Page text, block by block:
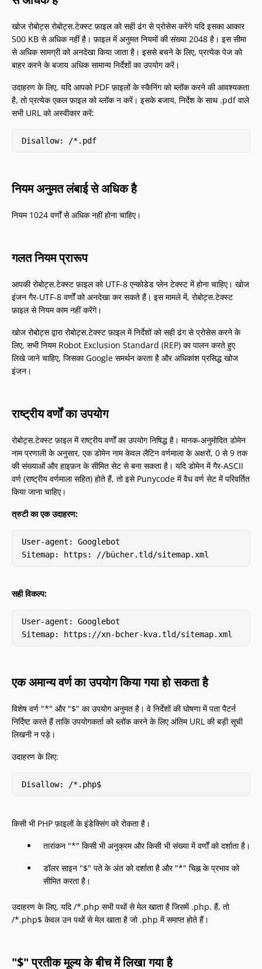
खोज रोबोट्स रोबोट्स.टेक्स्ट फ़ाइल को सही ढंग से प्रोसेस करेंगे यदि इसका आकार
500 KB से अधिक नहीं है। फ़ाइल में अनुमत नियमों की संख्या 2048 है। इस सीमा
से अधिक सामग्री को अनदेखा किया जाता है। इससे बचने के लिए, प्रत्येक पेज को
बाहर करने के बजाय अधिक सामान्य निर्देशों का उपयोग करें।
उदाहरण के लिए, यदि आपको PDF फ़ाइलों के स्कैनिंग को ब्लॉक करने की आवश्यकता
है, तो प्रत्येक एकल फ़ाइल को ब्लॉक न करें। इसके बजाय, निर्देश के साथ .pdf वाले
सभी URL को अस्वीकार करें:
Disallow: /*.pdf
नियम अनुमत लंबाई से अधिक है
नियम 1024 वर्णों से अधिक नहीं होना चाहिए।
गलत नियम प्रारूप
आपकी रोबोट्स.टेक्स्ट फ़ाइल को UTF-8 एन्कोडेड प्लेन टेक्स्ट में होना चाहिए। खोज
इंजन गैर-UTF-8 वर्णों को अनदेखा कर सकते हैं। इस मामले में, रोबोट्स.टेक्स्ट
फ़ाइल से नियम काम नहीं करेंगे।
खोज रोबोट्स द्वारा रोबोट्स.टेक्स्ट फ़ाइल में निर्देशों को सही ढंग से प्रोसेस करने के
लिए, सभी नियम Robot Exclusion Standard (REP) का पालन करते हुए
लिखे जाने चाहिए, जिसका Google समर्थन करता है और अधिकांश प्रसिद्ध खोज
इंजन।
राष्ट्रीय वर्णों का उपयोग
रोबोट्स.टेक्स्ट फ़ाइल में राष्ट्रीय वर्णों का उपयोग निषिद्ध है। मानक-अनुमोदित डोमेन
नाम प्रणाली के अनुसार, एक डोमेन नाम केवल लैटिन वर्णमाला के अक्षरों, 0 से 9 तक
की संख्याओं और हाइफ़न के सीमित सेट से बना सकता है। यदि डोमेन में गैर-ASCII
वर्ण (राष्ट्रीय वर्णमाला सहित) होते हैं, तो इसे Punycode में वैध वर्ण सेट में परिवर्तित
किया जाना चाहिए।
त्रुटी का एक उदाहरण:
User-agent: Googlebot
Sitemap: https: //bücher.tld/sitemap.xml
सही विकल्प:
User-agent: Googlebot
Sitemap: https://xn-bcher-kva.tld/sitemap.xml
एक अमान्य वर्ण का उपयोग किया गया हो सकता है
विशेष वर्ण "*" और "$" का उपयोग अनुमत है। वे निर्देशों की घोषणा में पता पैटर्न
निर्दिष्ट करते हैं ताकि उपयोगकर्ता को ब्लॉक करने के लिए अंतिम URL की बड़ी सूची
लिखनी न पड़े।
उदाहरण के लिए:
Disallow: /*.php$
किसी भी PHP फ़ाइलों के इंडेक्सिंग को रोकता है।
तारांकन "*" किसी भी अनुक्रम और किसी भी संख्या में वर्णों को दर्शाता है।
डॉलर साइन "$" पते के अंत को दर्शाता है और "*" चिह्न के प्रभाव को
सीमित करता है।
उदाहरण के लिए, यदि /*.php सभी पथों से मेल खाता है जिसमें .php. हैं, तो
/*.php$ केवल उन पथों से मेल खाता है जो .php में समाप्त होते हैं।
"$" प्रतीक मूल्य के बीच में लिखा गया है